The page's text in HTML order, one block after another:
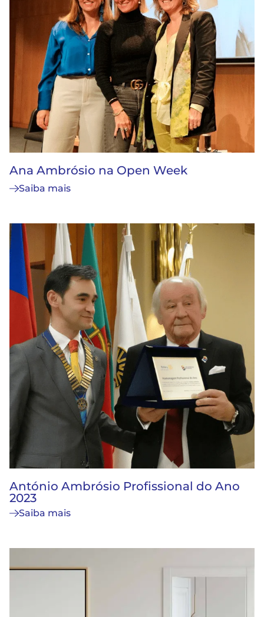
Ana Ambrósio na Open Week
Saiba mais
António Ambrósio Profissional do Ano
2023
Saiba mais